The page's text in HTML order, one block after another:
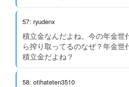
57: ryudenx
積立金なんだよね。今の年金世
ら搾り取ってるのなぜ？年金世
積立金だよね？
58: otihateten3510